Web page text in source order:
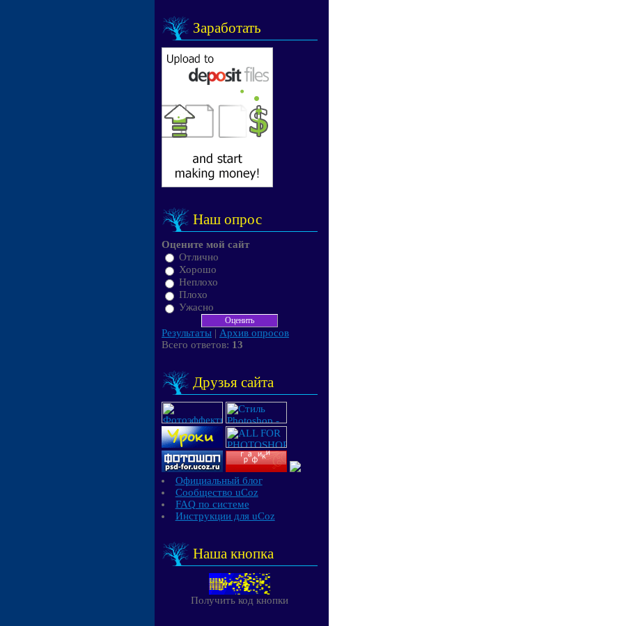
Заработать
Наш опрос
Оцените мой сайт
Отлично
Хорошо
Неплохо
Плохо
Ужасно
Результаты | Архив опросов
Всего ответов: 13
Друзья сайта
Официальный блог
Сообщество uCoz
FAQ по системе
Инструкции для uCoz
Наша кнопка
Получить код кнопки